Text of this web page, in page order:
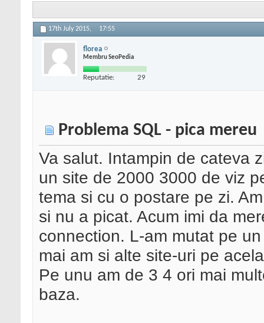
17th July 2015, 17:55
florea
Membru SeoPedia
Reputatie: 29
Problema SQL - pica mereu
Va salut. Intampin de cateva
un site de 2000 3000 de viz
tema si cu o postare pe zi.
si nu a picat. Acum imi da
connection. L-am mutat pe
mai am si alte site-uri pe
Pe unu am de 3 4 ori mai
baza.